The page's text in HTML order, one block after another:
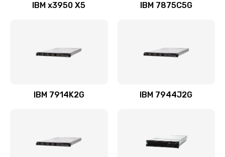
IBM x3950 X5 IBM 7875C5G
IBM 7914K2G IBM 7944J2G